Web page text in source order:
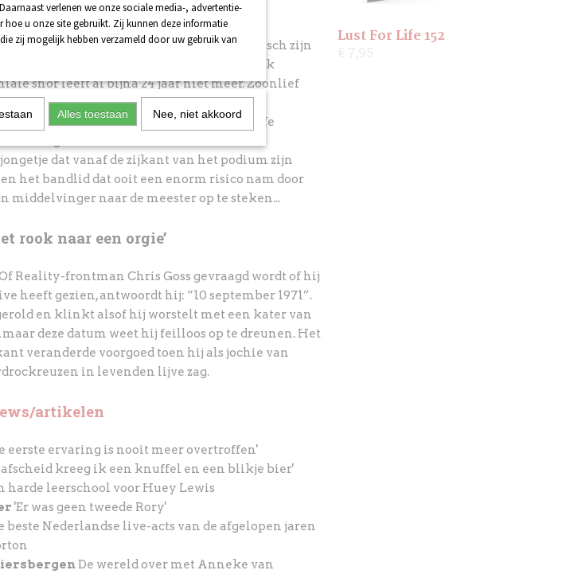
Stage Anymore is de titel van een reeks
Zappa die perfect samenvat hoe fantastisch zijn
kun je die zeven woorden ook letterlijk
snor leeft al bijna 24 jaar niet meer. Zoonlief
Robert Martin bleven echter met
Franks muziek spelen. Lust For Life
dat vanaf de zijkant van het podium zijn
en het bandlid dat ooit een enorm risico nam door
middelvinger naar de meester op te steken...
rook naar een orgie’
Reality-frontman Chris Goss gevraagd wordt of hij
heeft gezien, antwoordt hij: “10 september 1971”.
en klinkt alsof hij worstelt met een kater van
deze datum weet hij feilloos op te dreunen. Het
veranderde voorgoed toen hij als jochie van
in levenden lijve zag.
artikelen
eerste ervaring is nooit meer overtroffen'
kreeg ik een knuffel en een blikje bier'
harde leerschool voor Huey Lewis
'Er was geen tweede Rory'
beste Nederlandse live-acts van de afgelopen jaren
De wereld over met Anneke van
Lust For Life 152
verlenen we onze sociale media-, advertentie-
u onze site gebruikt. Zij kunnen deze informatie
zij mogelijk hebben verzameld door uw gebruik van
Alles toestaan Nee, niet akkoord